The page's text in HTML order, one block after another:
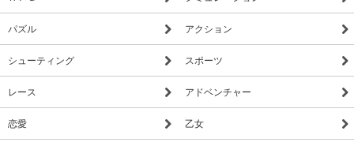
パズル アクション
シューティング スポーツ
レース アドベンチャー
恋愛 乙女